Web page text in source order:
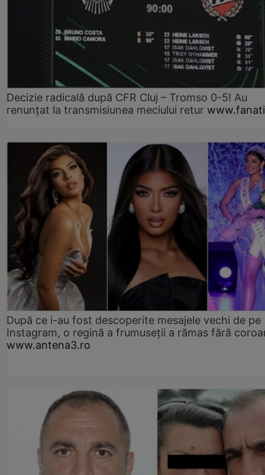
Decizie radicală după CFR Cluj – Tromso 0-5! Au
renunțat la transmisiunea meciului retur
După ce i-au fost descoperite mesajele vechi de pe
Instagram, o regină a frumuseții a rămas fără
www.antena3.ro